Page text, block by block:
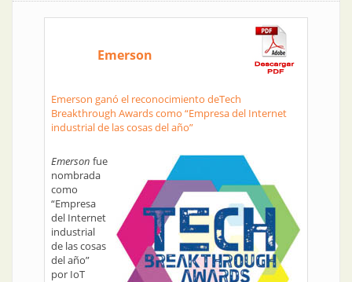
Emerson
Emerson ganó el reconocimiento deTech
Breakthrough Awards como “Empresa del Internet
industrial de las cosas del año”
Emerson fue
nombrada
como
“Empresa
del Internet
industrial
de las cosas
del año”
por IoT